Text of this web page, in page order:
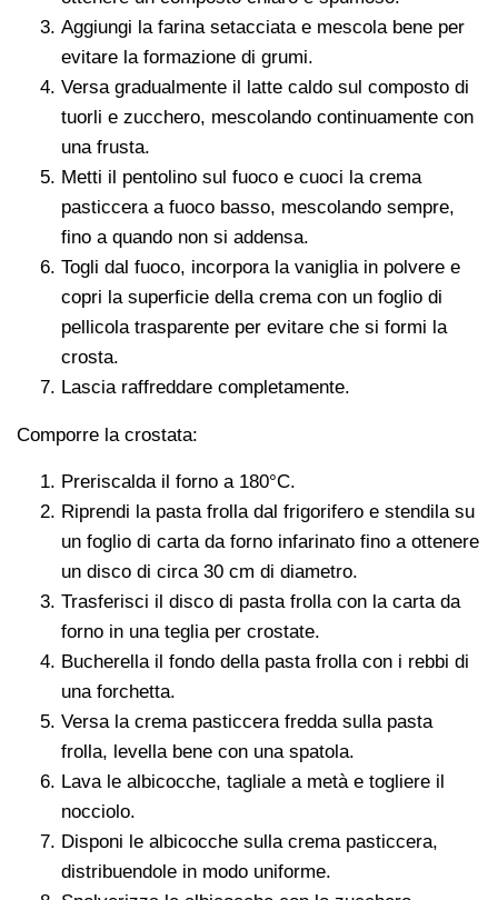
Aggiungi la farina setacciata e mescola bene per
evitare la formazione di grumi.
Versa gradualmente il latte caldo sul composto di
tuorli e zucchero, mescolando continuamente con
una frusta.
Metti il pentolino sul fuoco e cuoci la crema
pasticcera a fuoco basso, mescolando sempre,
fino a quando non si addensa.
Togli dal fuoco, incorpora la vaniglia in polvere e
copri la superficie della crema con un foglio di
pellicola trasparente per evitare che si formi la
crosta.
Lascia raffreddare completamente.
Comporre la crostata:
Preriscalda il forno a 180°C.
Riprendi la pasta frolla dal frigorifero e stendila su
un foglio di carta da forno infarinato fino a ottenere
un disco di circa 30 cm di diametro.
Trasferisci il disco di pasta frolla con la carta da
forno in una teglia per crostate.
Bucherella il fondo della pasta frolla con i rebbi di
una forchetta.
Versa la crema pasticcera fredda sulla pasta
frolla, levella bene con una spatola.
Lava le albicocche, tagliale a metà e togliere il
nocciolo.
Disponi le albicocche sulla crema pasticcera,
distribuendole in modo uniforme.